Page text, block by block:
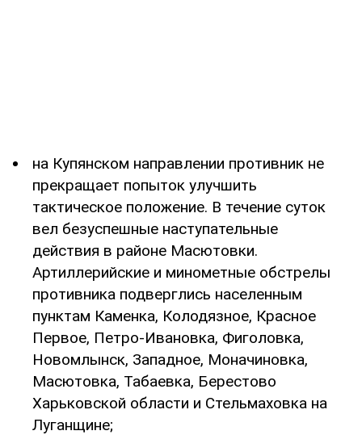
на Купянском направлении противник не
прекращает попыток улучшить
тактическое положение. В течение суток
вел безуспешные наступательные
действия в районе Масютовки.
Артиллерийские и минометные обстрелы
противника подверглись населенным
пунктам Каменка, Колодязное, Красное
Первое, Петро-Ивановка, Фиголовка,
Новомлынск, Западное, Моначиновка,
Масютовка, Табаевка, Берестово
Харьковской области и Стельмаховка на
Луганщине;